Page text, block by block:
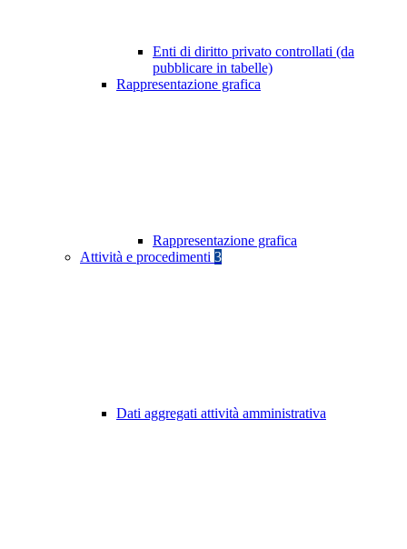
Enti di diritto privato controllati (da
pubblicare in tabelle)
Rappresentazione grafica
Rappresentazione grafica
Attività e procedimenti 3
Dati aggregati attività amministrativa